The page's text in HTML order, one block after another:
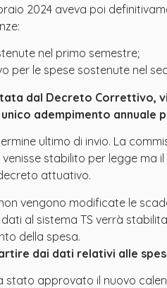
2024 aveva poi
nel primo semestre;
per le spese sostenute nel
dal Decreto Correttivo,
adempimento annuale
ultimo di invio. La
stabilito per legge ma
attuativo.
vengono modificate le
al sistema TS verrà stabilita
della spesa.
dai dati relativi alle
approvato il nuovo